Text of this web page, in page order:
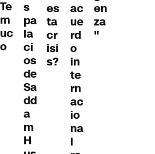
Te
m
uc
o
s
pa
la
ci
os
de
Sa
dd
a
m
H
es
ta
cr
isi
s?
ac
ue
rd
o
in
te
rn
ac
io
na
l
en
za
"